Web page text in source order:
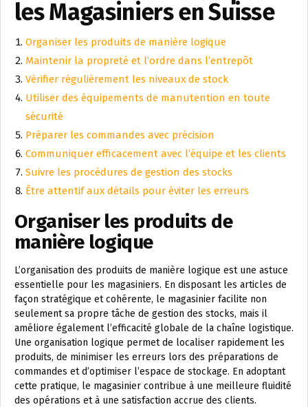
les Magasiniers en Suisse
Organiser les produits de manière logique
Maintenir la propreté et l’ordre dans l’entrepôt
Vérifier régulièrement les niveaux de stock
Utiliser des équipements de manutention en toute
sécurité
Préparer les commandes avec précision
Communiquer efficacement avec l’équipe et les clients
Suivre les procédures de gestion des stocks
Être attentif aux détails pour éviter les erreurs
Organiser les produits de
manière logique
L’organisation des produits de manière logique est une astuce
essentielle pour les magasiniers. En disposant les articles de
façon stratégique et cohérente, le magasinier facilite non
seulement sa propre tâche de gestion des stocks, mais il
améliore également l’efficacité globale de la chaîne logistique.
Une organisation logique permet de localiser rapidement les
produits, de minimiser les erreurs lors des préparations de
commandes et d’optimiser l’espace de stockage. En adoptant
cette pratique, le magasinier contribue à une meilleure fluidité
des opérations et à une satisfaction accrue des clients.